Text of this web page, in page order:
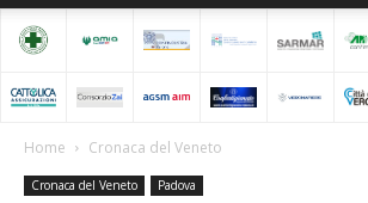
del
Home Cronaca del Veneto
Cronaca del Veneto Padova